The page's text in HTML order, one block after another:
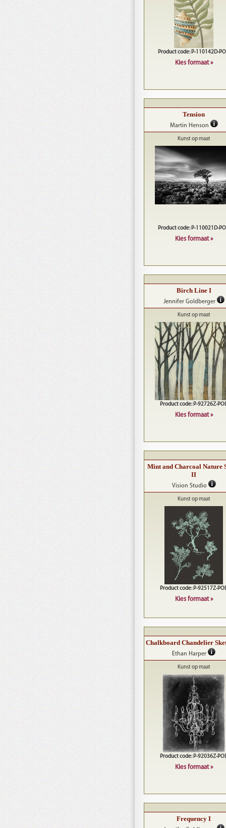
Product code: P-110142D-
Kies formaat »
Tension
Martin Henson
Kunst op maat
Product code: P-110021D-
Kies formaat »
Birch Line I
Jennifer Goldberger
Kunst op maat
Product code: P-92726Z-
Kies formaat »
Mint and Charcoal Nature
II
Vision Studio
Kunst op maat
Product code: P-92517Z-
Kies formaat »
Chalkboard Chandelier
Ethan Harper
Kunst op maat
Product code: P-92036Z-
Kies formaat »
Frequency I